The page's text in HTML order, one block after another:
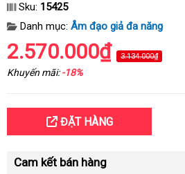
Sku: 15425
Danh mục: Âm đạo giả đa năng
2.570.000₫ 3.134.000₫
Khuyến mãi:-18%
ĐẶT HÀNG
Cam kết bán hàng